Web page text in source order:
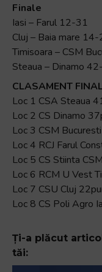
Finale
Iasi – Farul 12-31
Cluj – Baia mare
Timisoara – CSM
Steaua – Dinamo
CLASAMENT
Loc 1 CSA Steaua
Loc 2 CS Dinamo
Loc 3 CSM
Loc 4 RCJ Farul
Loc 5 CS Stiinta
Loc 6 RCM U Vest
Loc 7 CSU Cluj
Loc 8 CS Poli Agro
Ți-a plăcut
tăi: